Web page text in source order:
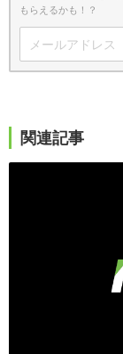
もらえるかも！？
関連記事